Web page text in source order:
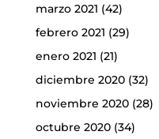
marzo 2021 (42)
febrero 2021 (29)
enero 2021 (21)
diciembre 2020(32)
noviembre 2020(28)
octubre 2020(34)